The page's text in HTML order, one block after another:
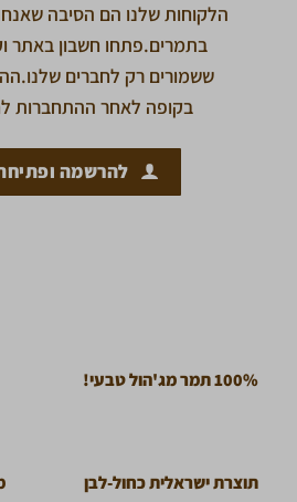
הלקוחות שלנו הם הסיבה
ששמורים רק לחברים
בקופה לאחר ההתחברות
להרשמה
100% תמר מג'הול טבעי!
תוצרת ישראלית כחול-לבן